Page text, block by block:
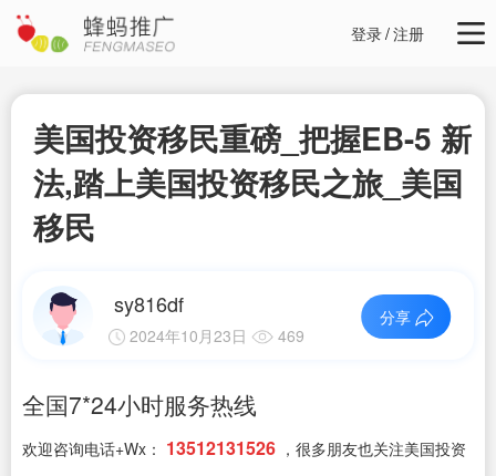
登录/注册
美国投资移民重磅_把握EB-5 新
法,踏上美国投资移民之旅_美国
移民
sy816df
2024年10月23日 469
分享
全国7*24小时服务热线
欢迎咨询电话+Wx： 13512131526 ，很多朋友也关注美国投资